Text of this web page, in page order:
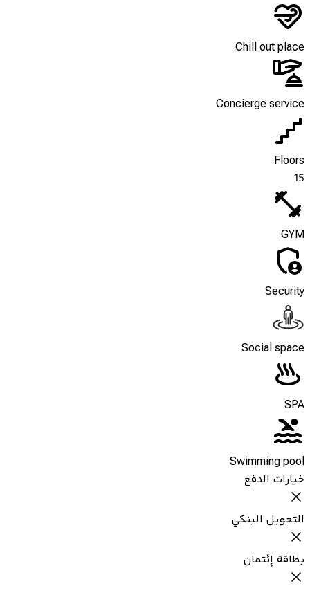
Chill out place
Concierge service
Floors
15
GYM
Security
Social space
SPA
Swimming pool
خيارات الدفع
التحويل البنكي
بطاقة إئتمان